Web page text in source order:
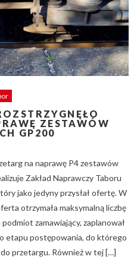
ZESTAWÓW
GP200
na naprawę P4 zestawów
Zakład Naprawczy Taboru
jako jedyny przysłał ofertę. W
otrzymała maksymalną liczbę
zamawiający, zaplanował
etapu postępowania, do którego
przetargu. Również w tej […]